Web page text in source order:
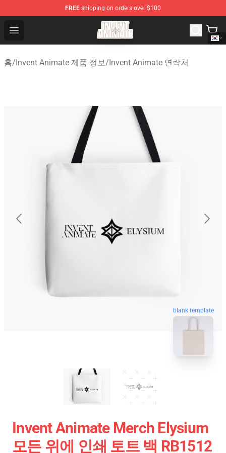
FREE shipping on orders over $100
Open menu
Invent Animate Shop - Official Invent Animate
홈/Invent Animate 제품 정보/Invent Animate 연락처
blank template
Invent Animate Merch Elysium
모든 위에 인쇄 토트 백 RB1512